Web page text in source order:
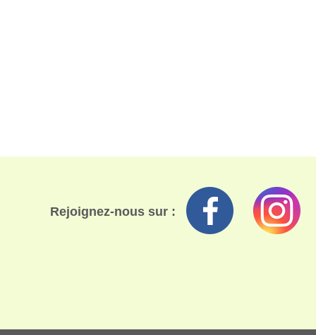
Rejoignez-nous sur :